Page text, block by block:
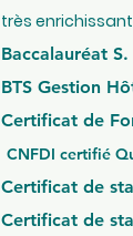
très
Baccalauréat S.
BTS Gestion
Certificat de
CNFDI certifié
Certificat de
Certificat de